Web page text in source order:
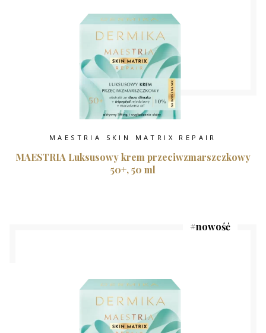
MAESTRIA SKIN MATRIX REPAIR
MAESTRIA Luksusowy krem przeciwzmarszczkowy
50+, 50 ml
#nowość